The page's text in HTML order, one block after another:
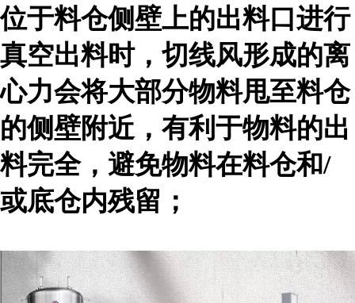
位于料仓侧壁上的出料口进行
真空出料时，切线风形成的离
心力会将大部分物料甩至料仓
的侧壁附近，有利于物料的出
料完全，避免物料在料仓和/
或底仓内残留；